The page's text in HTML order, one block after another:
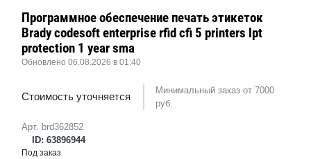
Арт. brd362852
ID: 63896944
Программное обеспечение печать этикеток
Brady codesoft enterprise rfid cfi 5 printers lpt
protection 1 year sma
Обновлено 06.08.2026 в 01:40
Стоимость уточняется
Минимальный заказ от 7000
руб.
Под заказ